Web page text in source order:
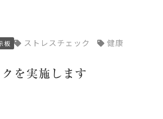
板 ストレスチェック 健康
を実施します